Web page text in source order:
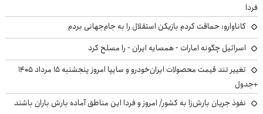
فردا
کاناوارو: حماقت کردم بازیکن استقلال را به جام‌جهانی بردم
اسرائیل چگونه امارات - همسایه ایران - را مسلح کرد
تغییر تند قیمت محصولات ایران‌خودرو و سایپا امروز پنجشنبه ۱۵ مرداد ۱۴۰۵
+جدول
نفوذ جریان بارش‌زا به کشور/ امروز و فردا این مناطق آماده بارش باران باشند